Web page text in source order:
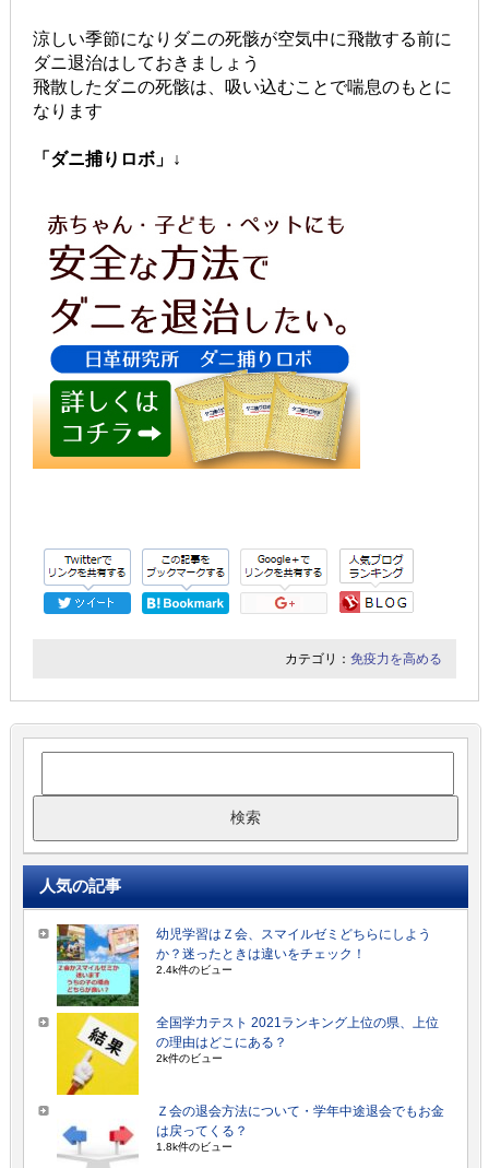
涼しい季節になりダニの死骸が空気中に飛散する前に
ダニ退治はしておきましょう
飛散したダニの死骸は、吸い込むことで喘息のもとに
なります
「ダニ捕りロボ」↓
カテゴリ：免疫力を高める
人気の記事
幼児学習はＺ会、スマイルゼミどちらにしよう
か？迷ったときは違いをチェック！
2.4k件のビュー
全国学力テスト 2021ランキング上位の県、上位
の理由はどこにある？
2k件のビュー
Ｚ会の退会方法について・学年中途退会でもお金
は戻ってくる？
1.8k件のビュー